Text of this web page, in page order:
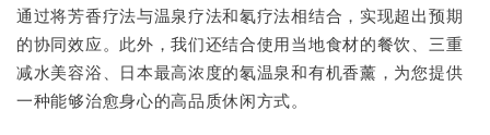
通过将芳香疗法与温泉疗法和氡疗法相结合，实现超出预期
的协同效应。此外，我们还结合使用当地食材的餐饮、三重
减水美容浴、日本最高浓度的氡温泉和有机香薰，为您提供
一种能够治愈身心的高品质休闲方式。